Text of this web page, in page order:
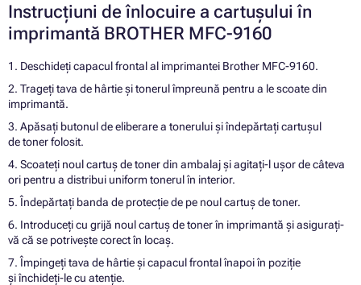
Instrucțiuni de înlocuire a cartușului în
imprimantă BROTHER MFC-9160
1. Deschideți capacul frontal al imprimantei Brother MFC-9160.
2. Trageți tava de hârtie și tonerul împreună pentru a le scoate din
imprimantă.
3. Apăsați butonul de eliberare a tonerului și îndepărtați cartușul
de toner folosit.
4. Scoateți noul cartuș de toner din ambalaj și agitați-l ușor de câteva
ori pentru a distribui uniform tonerul în interior.
5. Îndepărtați banda de protecție de pe noul cartuș de toner.
6. Introduceți cu grijă noul cartuș de toner în imprimantă și asigurați-
vă că se potrivește corect în locaș.
7. Împingeți tava de hârtie și capacul frontal înapoi în poziție
și închideți-le cu atenție.